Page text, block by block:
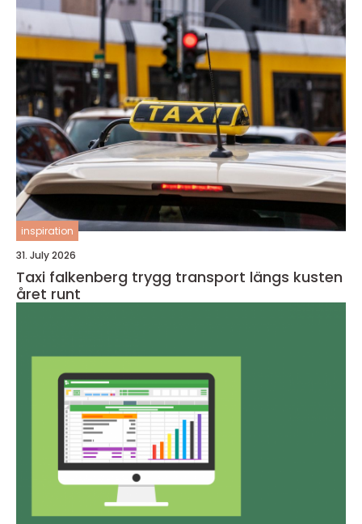
inspiration
31. July 2026
Taxi falkenberg trygg transport längs kusten
året runt